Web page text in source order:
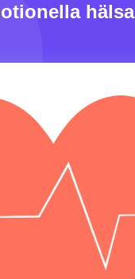
hälsa